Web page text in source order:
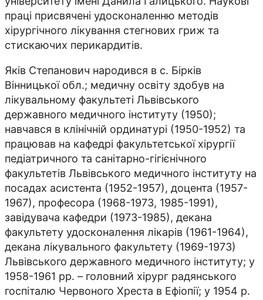
праці присвячені удосконаленню методів
хірургічного лікування стегнових гриж та
стискаючих перикардитів.
Яків Степанович народився в с. Бірків
Вінницької обл.; медичну освіту здобув на
лікувальному факультеті Львівського
державного медичного інституту (1950);
навчався в клінічній ординатурі (1950-1952) та
працював на кафедрі факультетської хірургії
педіатричного та санітарно-гігієнічного
факультетів Львівського медичного інституту на
посадах асистента (1952-1957), доцента (1957-
1967), професора (1968-1973, 1985-1991),
завідувача кафедри (1973-1985), декана
факультету удосконалення лікарів (1961-1964),
декана лікувального факультету (1969-1973)
Львівського державного медичного інституту; у
1958-1961 рр. – головний хірург радянського
госпіталю Червоного Хреста в Ефіопії; у 1954 р.